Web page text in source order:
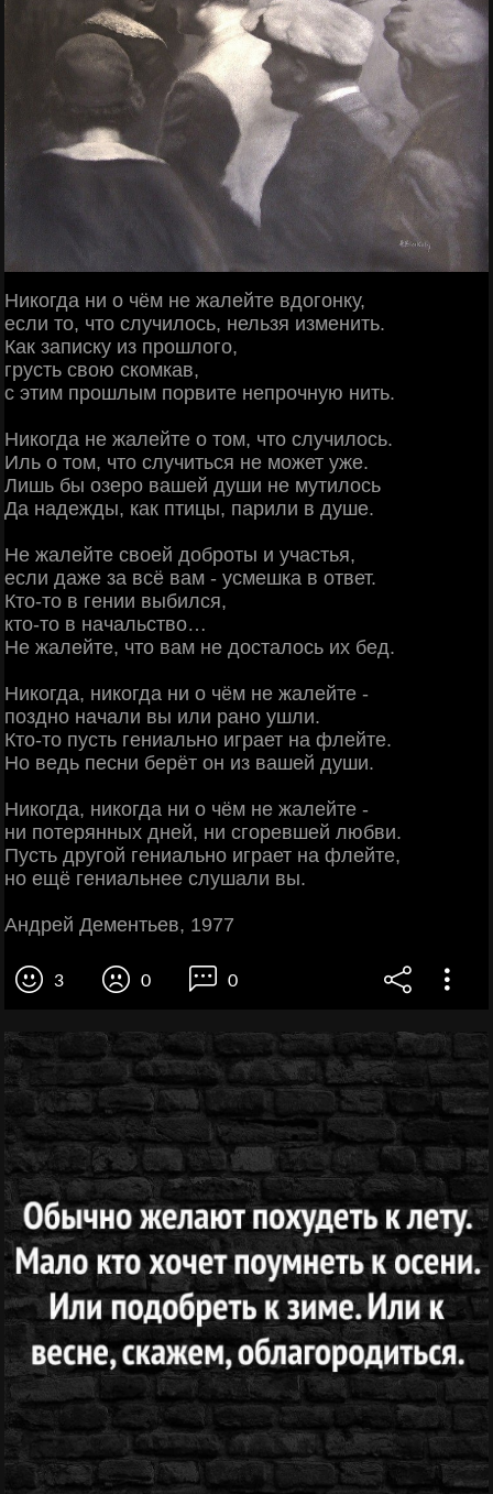
Никогда ни о чём не жалейте вдогонку,
если то, что случилось, нельзя изменить.
Как записку из прошлого,
грусть свою скомкав,
с этим прошлым порвите непрочную нить.
Никогда не жалейте о том, что случилось.
Иль о том, что случиться не может уже.
Лишь бы озеро вашей души не мутилось
Да надежды, как птицы, парили в душе.
Не жалейте своей доброты и участья,
если даже за всё вам - усмешка в ответ.
Кто-то в гении выбился,
кто-то в начальство…
Не жалейте, что вам не досталось их бед.
Никогда, никогда ни о чём не жалейте -
поздно начали вы или рано ушли.
Кто-то пусть гениально играет на флейте.
Но ведь песни берёт он из вашей души.
Никогда, никогда ни о чём не жалейте -
ни потерянных дней, ни сгоревшей любви.
Пусть другой гениально играет на флейте,
но ещё гениальнее слушали вы.
Андрей Дементьев, 1977
3 0 0